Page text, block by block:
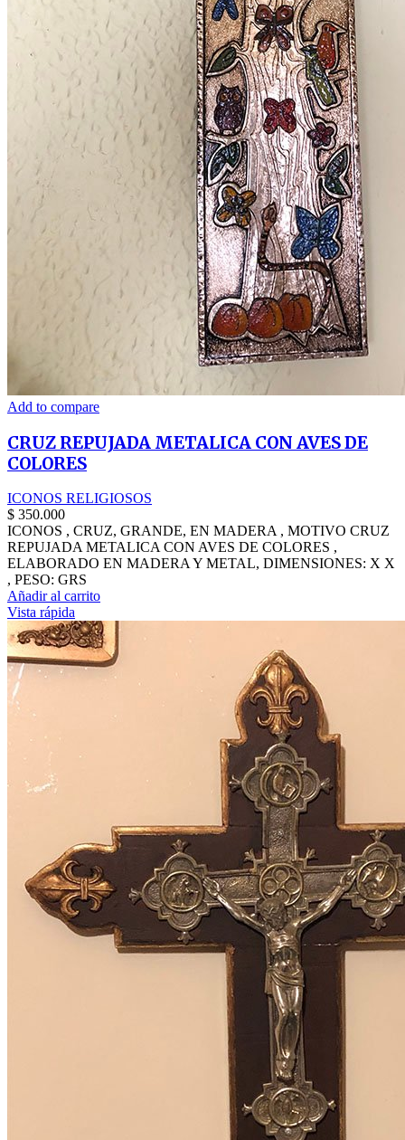
Add to compare
CRUZ REPUJADA METALICA CON AVES DE
COLORES
ICONOS RELIGIOSOS
$ 350.000
ICONOS , CRUZ, GRANDE, EN MADERA , MOTIVO CRUZ
REPUJADA METALICA CON AVES DE COLORES ,
ELABORADO EN MADERA Y METAL, DIMENSIONES: X X
, PESO: GRS
Añadir al carrito
Vista rápida